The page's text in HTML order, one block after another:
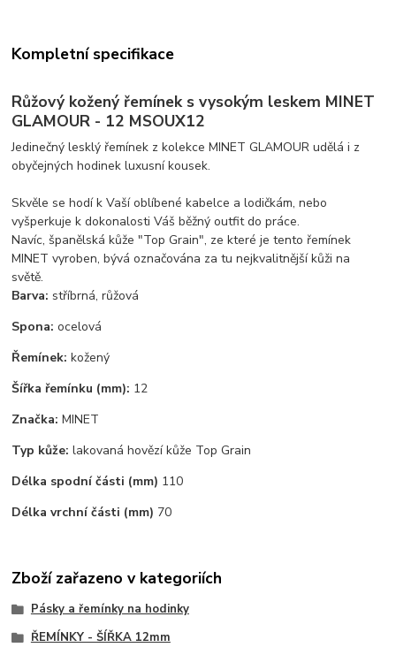
Kompletní specifikace
Růžový kožený řemínek s vysokým leskem MINET
GLAMOUR - 12 MSOUX12
Jedinečný lesklý řemínek z kolekce MINET GLAMOUR udělá i z
obyčejných hodinek luxusní kousek.
Skvěle se hodí k Vaší oblíbené kabelce a lodičkám, nebo
vyšperkuje k dokonalosti Váš běžný outfit do práce.
Navíc, španělská kůže "Top Grain", ze které je tento řemínek
MINET vyroben, bývá označována za tu nejkvalitnější kůži na
světě.
Barva: stříbrná, růžová
Spona: ocelová
Řemínek: kožený
Šířka řemínku (mm): 12
Značka: MINET
Typ kůže: lakovaná hovězí kůže Top Grain
Délka spodní části (mm) 110
Délka vrchní části (mm) 70
Zboží zařazeno v kategoriích
Pásky a řemínky na hodinky
ŘEMÍNKY - ŠÍŘKA 12mm